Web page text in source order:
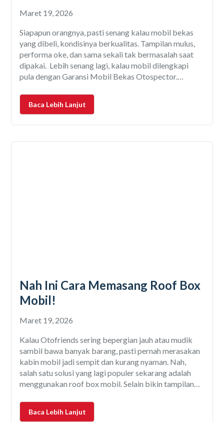
Sini
Maret 19, 2026
Siapapun orangnya, pasti senang kalau mobil bekas
yang dibeli, kondisinya berkualitas. Tampilan mulus,
performa oke, dan sama sekali tak bermasalah saat
dipakai. Lebih senang lagi, kalau mobil dilengkapi
pula dengan Garansi Mobil Bekas Otospector.
transmisi, sistem pengereman, ECU, dll; biaya
perbaikannya akan ditanggung oleh pihak Garansi
Baca Lebih Lanjut
Nah Ini Cara Memasang Roof Box
Mobil!
Maret 19, 2026
Kalau Otofriends sering bepergian jauh atau mudik
sambil bawa banyak barang, pasti pernah merasakan
kabin mobil jadi sempit dan kurang nyaman. Nah,
salah satu solusi yang lagi populer sekarang adalah
menggunakan roof box mobil. Selain bikin tampilan
menambah kapasitas penyimpanan tanpa harus bikin
penumpang duduk berdesakan. Tapi
Baca Lebih Lanjut